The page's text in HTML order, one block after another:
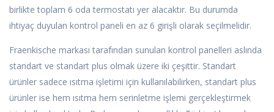
birlikte toplam 6 oda termostatı yer alacaktır. Bu durumda
ihtiyaç duyulan kontrol paneli en az 6 girişli olarak seçilmelidir.
Fraenkische markası tarafından sunulan kontrol panelleri aslında
standart ve standart plus olmak üzere iki çeşittir. Standart
ürünler sadece ısıtma işletimi için kullanılabilirken, standart plus
ürünler ise hem ısıtma hem serinletme işlemi gerçekleştirmek